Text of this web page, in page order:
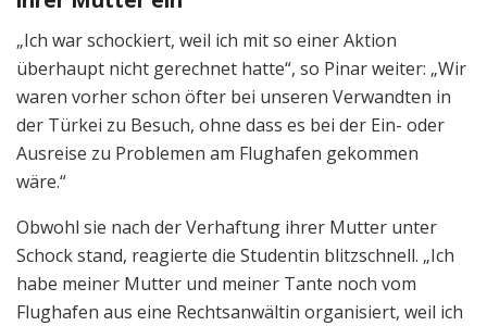
„Ich war schockiert, weil ich mit so einer Aktion
überhaupt nicht gerechnet hatte“, so Pinar weiter: „Wir
waren vorher schon öfter bei unseren Verwandten in
der Türkei zu Besuch, ohne dass es bei der Ein- oder
Ausreise zu Problemen am Flughafen gekommen
wäre.“
Obwohl sie nach der Verhaftung ihrer Mutter unter
Schock stand, reagierte die Studentin blitzschnell. „Ich
habe meiner Mutter und meiner Tante noch vom
Flughafen aus eine Rechtsanwältin organisiert, weil ich